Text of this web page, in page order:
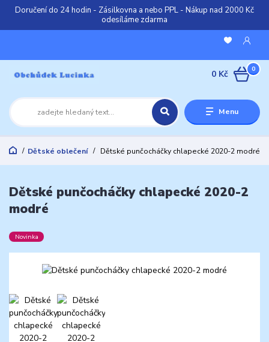
Doručení do 24 hodin - Zásilkovna a nebo PPL - Nákup nad 2000 Kč
odesíláme zdarma
Menu
0
0 Kč
Dětské oblečení Dětské punčocháčky chlapecké 2020-2 modré
Dětské punčocháčky chlapecké 2020-2
modré
Novinka